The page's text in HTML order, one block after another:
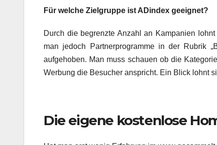
Für welche Zielgruppe ist ADindex geeignet?
Durch die begrenzte Anzahl an Kampanien
man jedoch Partnerprogramme in der Rubrik
aufgehoben. Man muss schauen ob die
Werbung die Besucher anspricht. Ein Blick lohnt
Die eigene kostenlose